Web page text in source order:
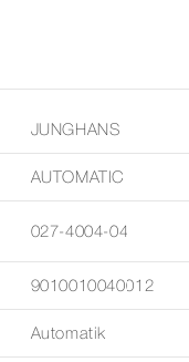
JUNGHANS
AUTOMATIC
027-4004-04
9010010040012
Automatik